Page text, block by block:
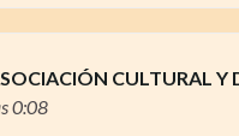
CULTURAL Y
0:08